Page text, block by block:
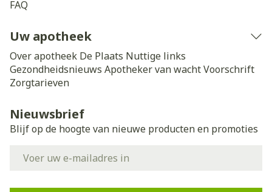
FAQ
Uw apotheek
Over apotheek De Plaats Nuttige links
Gezondheidsnieuws Apotheker van wachtVoorschrift
Zorgtarieven
Nieuwsbrief
Blijf op de hoogte van nieuwe producten en promoties